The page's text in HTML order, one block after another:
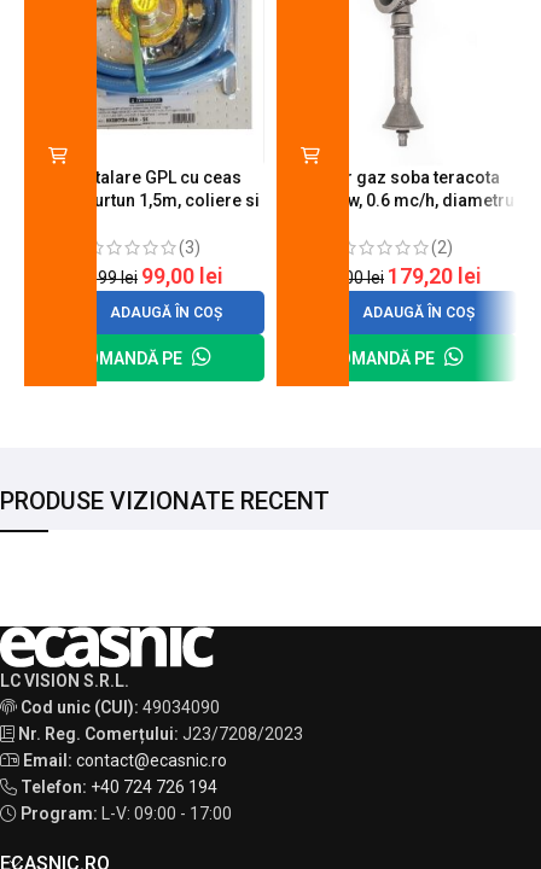
Kit instalare GPL cu ceas
butelie, furtun 1,5m, coliere si
(3)
120,99lei 99,00 lei
ADAUGĂ ÎN COȘ
COMANDĂ PE
Arzator gaz soba teracota
A600, 6 kw, 0.6 mc/h, diametru
(2)
200,00lei 179,20 lei
ADAUGĂ ÎN COȘ
COMANDĂ PE
PRODUSE VIZIONATE RECENT
LC VISION S.R.L.
Cod unic (CUI): 49034090
Nr. Reg. Comerțului: J23/7208/2023
Email: contact@ecasnic.ro
Telefon: +40 724 726 194
Program:
L-V: 09:00 - 17:00
ECASNIC.RO